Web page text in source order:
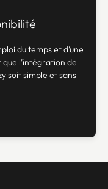
du temps et d’une
l’intégration de
soit simple et sans